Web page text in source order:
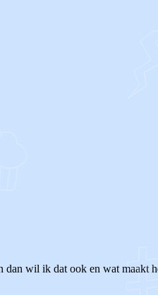
dan wil ik dat ook en wat maakt